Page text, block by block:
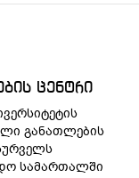
ცენტრი
განათლების
სამართალში